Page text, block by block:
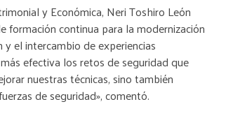
y Económica, Neri Toshiro León
formación continua para la modernización
el intercambio de experiencias
efectiva los retos de seguridad que
nuestras técnicas, sino también
de seguridad», comentó.